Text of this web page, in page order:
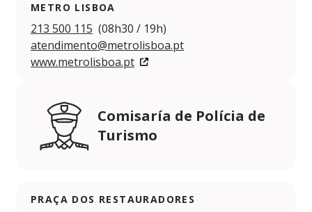
METRO LISBOA
213 500 115 (08h30 / 19h)
atendimento@metrolisboa.pt
www.metrolisboa.pt
Comisaría de Polícia de
Turismo
PRAÇA DOS RESTAURADORES